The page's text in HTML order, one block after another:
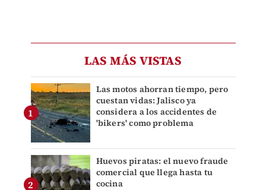
LAS MÁS VISTAS
Las motos ahorran tiempo, pero
cuestan vidas: Jalisco ya
considera a los accidentes de
'bikers' como problema
Huevos piratas: el nuevo fraude
comercial que llega hasta tu
cocina